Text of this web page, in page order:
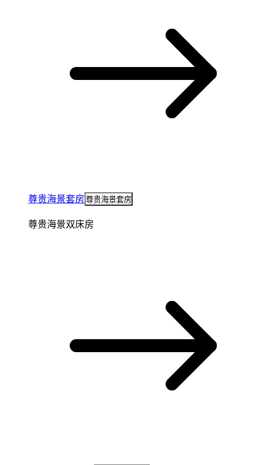
尊贵海景套房 尊贵海景套房
尊贵海景双床房